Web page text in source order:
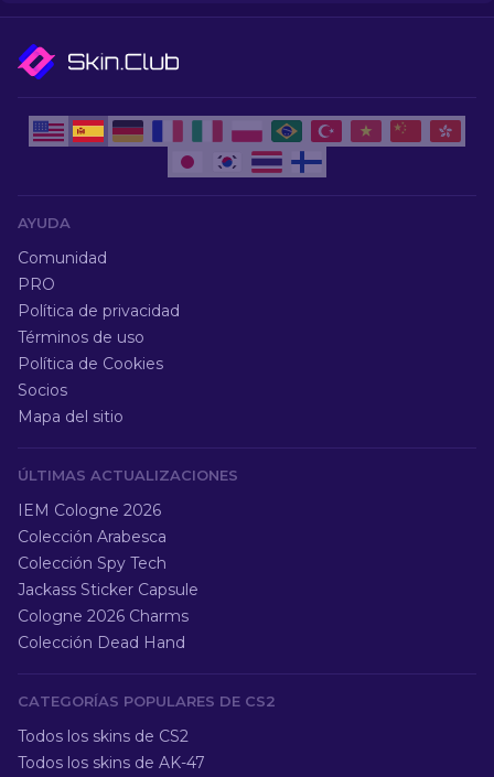
AYUDA
Comunidad
PRO
Política de privacidad
Términos de uso
Política de Cookies
Socios
Mapa del sitio
ÚLTIMAS ACTUALIZACIONES
IEM Cologne 2026
Colección Arabesca
Colección Spy Tech
Jackass Sticker Capsule
Cologne 2026 Charms
Colección Dead Hand
CATEGORÍAS POPULARES DE CS2
Todos los skins de CS2
Todos los skins de AK-47